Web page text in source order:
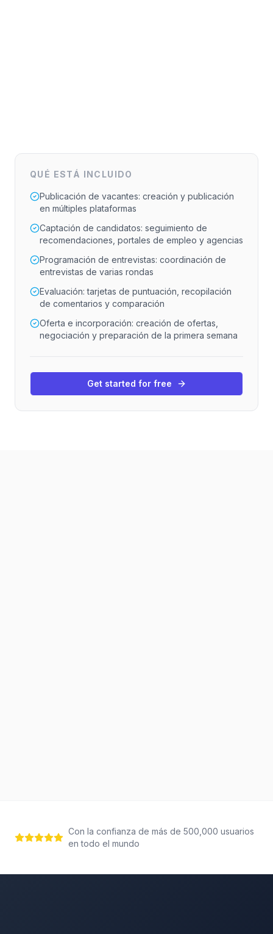
QUÉ ESTÁ INCLUIDO
Publicación de vacantes: creación y publicación
en múltiples plataformas
Captación de candidatos: seguimiento de
recomendaciones, portales de empleo y agencias
Programación de entrevistas: coordinación de
entrevistas de varias rondas
Evaluación: tarjetas de puntuación, recopilación
de comentarios y comparación
Oferta e incorporación: creación de ofertas,
negociación y preparación de la primera semana
Get started for free
Con la confianza de más de 500,000 usuarios
en todo el mundo